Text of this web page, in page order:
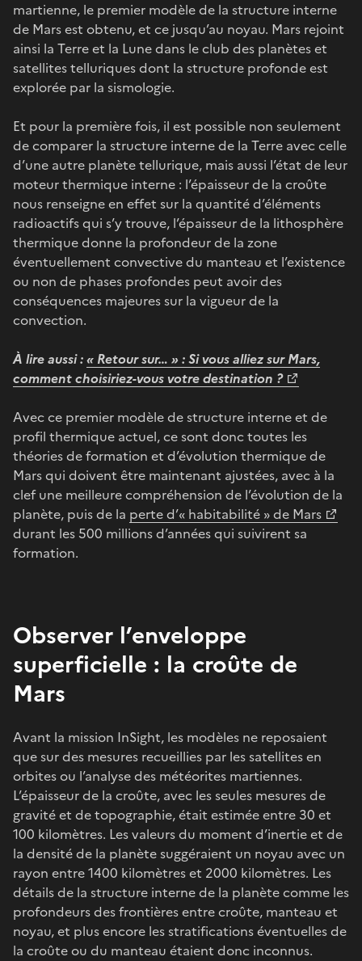
martienne, le premier modèle de la structure interne
de Mars est obtenu, et ce jusqu’au noyau. Mars rejoint
ainsi la Terre et la Lune dans le club des planètes et
satellites telluriques dont la structure profonde est
explorée par la sismologie.
Et pour la première fois, il est possible non seulement
de comparer la structure interne de la Terre avec celle
d’une autre planète tellurique, mais aussi l’état de leur
moteur thermique interne : l’épaisseur de la croûte
nous renseigne en effet sur la quantité d’éléments
radioactifs qui s’y trouve, l’épaisseur de la lithosphère
thermique donne la profondeur de la zone
éventuellement convective du manteau et l’existence
ou non de phases profondes peut avoir des
conséquences majeures sur la vigueur de la
convection.
À lire aussi :« Retour sur… » : Si vous alliez sur Mars,
comment choisiriez-vous votre destination ?
Avec ce premier modèle de structure interne et de
profil thermique actuel, ce sont donc toutes les
théories de formation et d’évolution thermique de
Mars qui doivent être maintenant ajustées, avec à la
clef une meilleure compréhension de l’évolution de la
planète, puis de la perte d’« habitabilité » de Mars
durant les 500 millions d’années qui suivirent sa
formation.
Observer l’enveloppe
superficielle : la croûte de
Mars
Avant la mission InSight, les modèles ne reposaient
que sur des mesures recueillies par les satellites en
orbites ou l’analyse des météorites martiennes.
L’épaisseur de la croûte, avec les seules mesures de
gravité et de topographie, était estimée entre 30 et
100 kilomètres. Les valeurs du moment d’inertie et de
la densité de la planète suggéraient un noyau avec un
rayon entre 1400 kilomètres et 2000 kilomètres. Les
détails de la structure interne de la planète comme les
profondeurs des frontières entre croûte, manteau et
noyau, et plus encore les stratifications éventuelles de
la croûte ou du manteau étaient donc inconnus.